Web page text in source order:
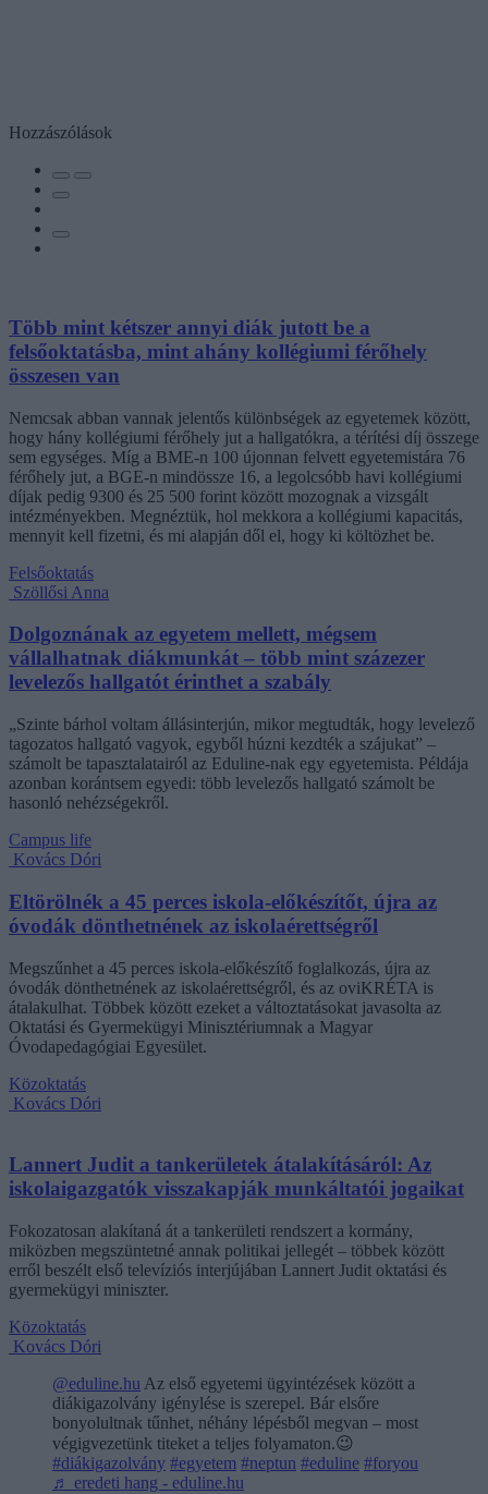
Hozzászólások
Több mint kétszer annyi diák jutott be a
felsőoktatásba, mint ahány kollégiumi férőhely
összesen van
Nemcsak abban vannak jelentős különbségek az egyetemek között,
hogy hány kollégiumi férőhely jut a hallgatókra, a térítési díj összege
sem egységes. Míg a BME-n 100 újonnan felvett egyetemistára 76
férőhely jut, a BGE-n mindössze 16, a legolcsóbb havi kollégiumi
díjak pedig 9300 és 25 500 forint között mozognak a vizsgált
intézményekben. Megnéztük, hol mekkora a kollégiumi kapacitás,
mennyit kell fizetni, és mi alapján dől el, hogy ki költözhet be.
Felsőoktatás
Szöllősi Anna
Dolgoznának az egyetem mellett, mégsem
vállalhatnak diákmunkát – több mint százezer
levelezős hallgatót érinthet a szabály
„Szinte bárhol voltam állásinterjún, mikor megtudták, hogy levelező
tagozatos hallgató vagyok, egyből húzni kezdték a szájukat” –
számolt be tapasztalatairól az Eduline-nak egy egyetemista. Példája
azonban korántsem egyedi: több levelezős hallgató számolt be
hasonló nehézségekről.
Campus life
Kovács Dóri
Eltörölnék a 45 perces iskola-előkészítőt, újra az
óvodák dönthetnének az iskolaérettségről
Megszűnhet a 45 perces iskola-előkészítő foglalkozás, újra az
óvodák dönthetnének az iskolaérettségről, és az oviKRÉTA is
átalakulhat. Többek között ezeket a változtatásokat javasolta az
Oktatási és Gyermekügyi Minisztériumnak a Magyar
Óvodapedagógiai Egyesület.
Közoktatás
Kovács Dóri
Lannert Judit a tankerületek átalakításáról: Az
iskolaigazgatók visszakapják munkáltatói jogaikat
Fokozatosan alakítaná át a tankerületi rendszert a kormány,
miközben megszüntetné annak politikai jellegét – többek között
erről beszélt első televíziós interjújában Lannert Judit oktatási és
gyermekügyi miniszter.
Közoktatás
Kovács Dóri
@eduline.hu Az első egyetemi ügyintézések között a
diákigazolvány igénylése is szerepel. Bár elsőre
bonyolultnak tűnhet, néhány lépésből megvan – most
végigvezetünk titeket a teljes folyamaton.😉
#diákigazolvány #egyetem #neptun #eduline #foryou
♬ eredeti hang - eduline.hu